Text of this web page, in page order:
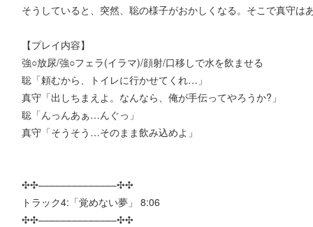
そうしていると、突然、聡の様子がおかしくなる。そこで真守は
【プレイ内容】
強○放尿/強○フェラ(イラマ)/顔射/口移しで水を飲ませる
聡「頼むから、トイレに行かせてくれ…」
真守「出しちまえよ。なんなら、俺が手伝ってやろうか?」
聡「んっんあぁ…んぐっ」
真守「そうそう…そのまま飲み込めよ」
✣✣­­–­­–­­–­­–­­–­­–­­–­­–­­–­­–­­–­­–­­–­­–✣✣
トラック4:「覚めない夢」 8:06
✣✣­­–­­–­­–­­–­­–­­–­­–­­–­­–­­–­­–­­–­­–­­–✣✣